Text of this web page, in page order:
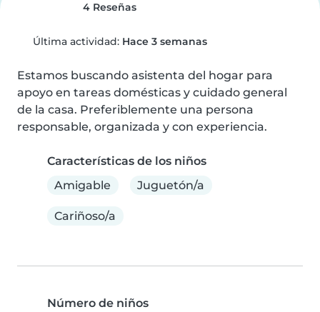
4 Reseñas
Última actividad: Hace 3 semanas
Estamos buscando asistenta del hogar para
apoyo en tareas domésticas y cuidado general
de la casa. Preferiblemente una persona
responsable, organizada y con experiencia.
Características de los niños
Amigable
Juguetón/a
Cariñoso/a
Número de niños